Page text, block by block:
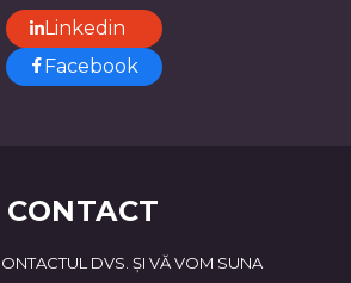
Linkedin
Facebook
CONTACT
DVS. ȘI VĂ VOM SUNA